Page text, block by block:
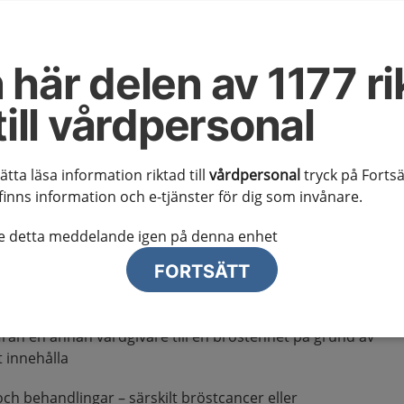
här delen av 1177
vårdpersonal
läsa information riktad till vårdpersonaltryck på
information och e-tjänster för dig som invånare.
detta meddelande igen på denna enhet
FORTSÄTT
och remissrutiner
välgrundad misstanke
vårdförlopp (SVF) skickas, beakta att patienten
av utredningen. Beslutet ska fattas i samråd med
om patienten önskar det.
en annan vårdgivare till en bröstenhet på grund av
innehålla
behandlingar – särskilt bröstcancer eller